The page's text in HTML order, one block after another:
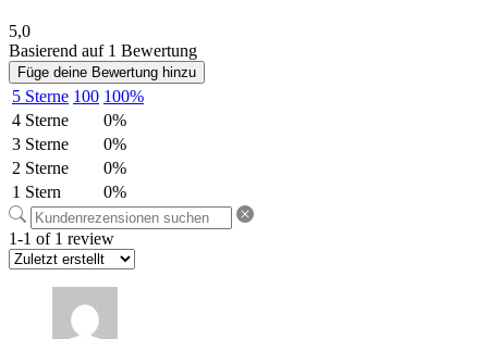
5,0
Basierend auf 1 Bewertung
Füge deine Bewertung hinzu
5 Sterne 100 100%
4 Sterne
0%
3 Sterne
0%
2 Sterne
0%
1 Stern
0%
1-1 of 1 review